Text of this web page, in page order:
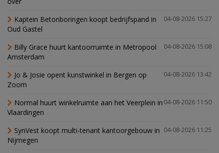
04-08-2026 15:27
Kaptein Betonboringen koopt bedrijfspand in
Oud Gastel
04-08-2026 15:08
Billy Grace huurt kantoorruimte in Metropool
Amsterdam
04-08-2026 13:42
Jo & Josie opent kunstwinkel in Bergen op
Zoom
04-08-2026 11:50
Normal huurt winkelruimte aan het Veerplein in
Vlaardingen
04-08-2026 11:25
SynVest koopt multi-tenant kantoorgebouw in
Nijmegen